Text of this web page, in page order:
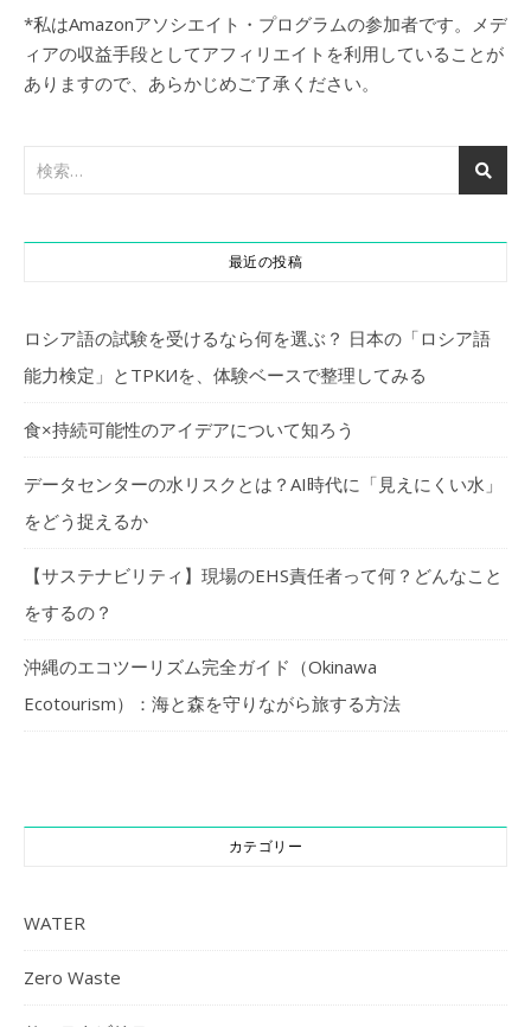
*私はAmazonアソシエイト・プログラムの参加者です。メデ
ィアの収益手段としてアフィリエイトを利用していることが
ありますので、あらかじめご了承ください。
最近の投稿
ロシア語の試験を受けるなら何を選ぶ？ 日本の「ロシア語
能力検定」とТРКИを、体験ベースで整理してみる
食×持続可能性のアイデアについて知ろう
データセンターの水リスクとは？AI時代に「見えにくい水」
をどう捉えるか
【サステナビリティ】現場のEHS責任者って何？どんなこと
をするの？
沖縄のエコツーリズム完全ガイド（Okinawa
Ecotourism）：海と森を守りながら旅する方法
カテゴリー
WATER
Zero Waste